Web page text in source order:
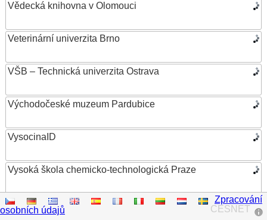
Vědecká knihovna v Olomouci
Veterinární univerzita Brno
VŠB – Technická univerzita Ostrava
Východočeské muzeum Pardubice
VysocinaID
Vysoká škola chemicko-technologická Praze
Vysoká škola ekonomická v Praze
CESNET
Zpracování
osobních údajů